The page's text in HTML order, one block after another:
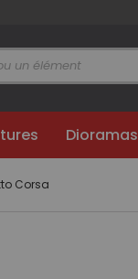
Dioramas
Corsa